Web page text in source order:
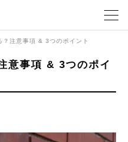
？注意事項 & 3つのポイント
意事項 & 3つのポイ